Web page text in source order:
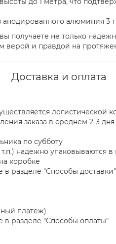
алюминия 3
получаете не только
верой и правдой на
Доставка и оплата
логистической
заказа в среднем 2-3
по субботу
надежно упаковываются
коробке
разделе "Способы доставки"
платеж)
в разделе "Способы оплаты"